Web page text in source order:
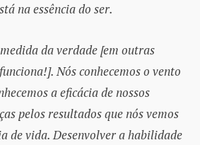
na essência do ser.
da verdade [em outras
Nós conhecemos o vento
a eficácia de nossos
pelos resultados que nós vemos
de vida. Desenvolver a habilidade